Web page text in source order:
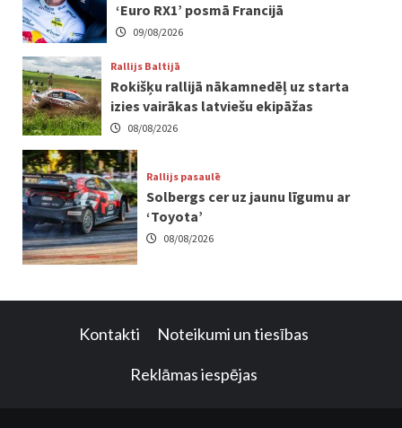
‘Euro RX1’ posmā Francijā
09/08/2026
Rallijs Baltijā
Rokišķu rallijā nākamnedēļ uz starta
izies vairākas latviešu ekipāžas
08/08/2026
Rallijs pasaulē
Solbergs cer uz jaunu līgumu ar
‘Toyota’
08/08/2026
Kontakti Noteikumi un tiesības
Reklāmas iespējas